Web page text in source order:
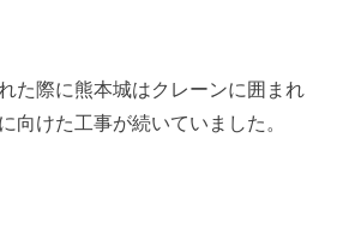
た際に熊本城はクレーンに囲まれ
向けた工事が続いていました。